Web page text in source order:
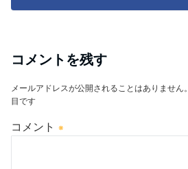
コメントを残す
メールアドレスが公開されることはありません。
目です
コメント ※